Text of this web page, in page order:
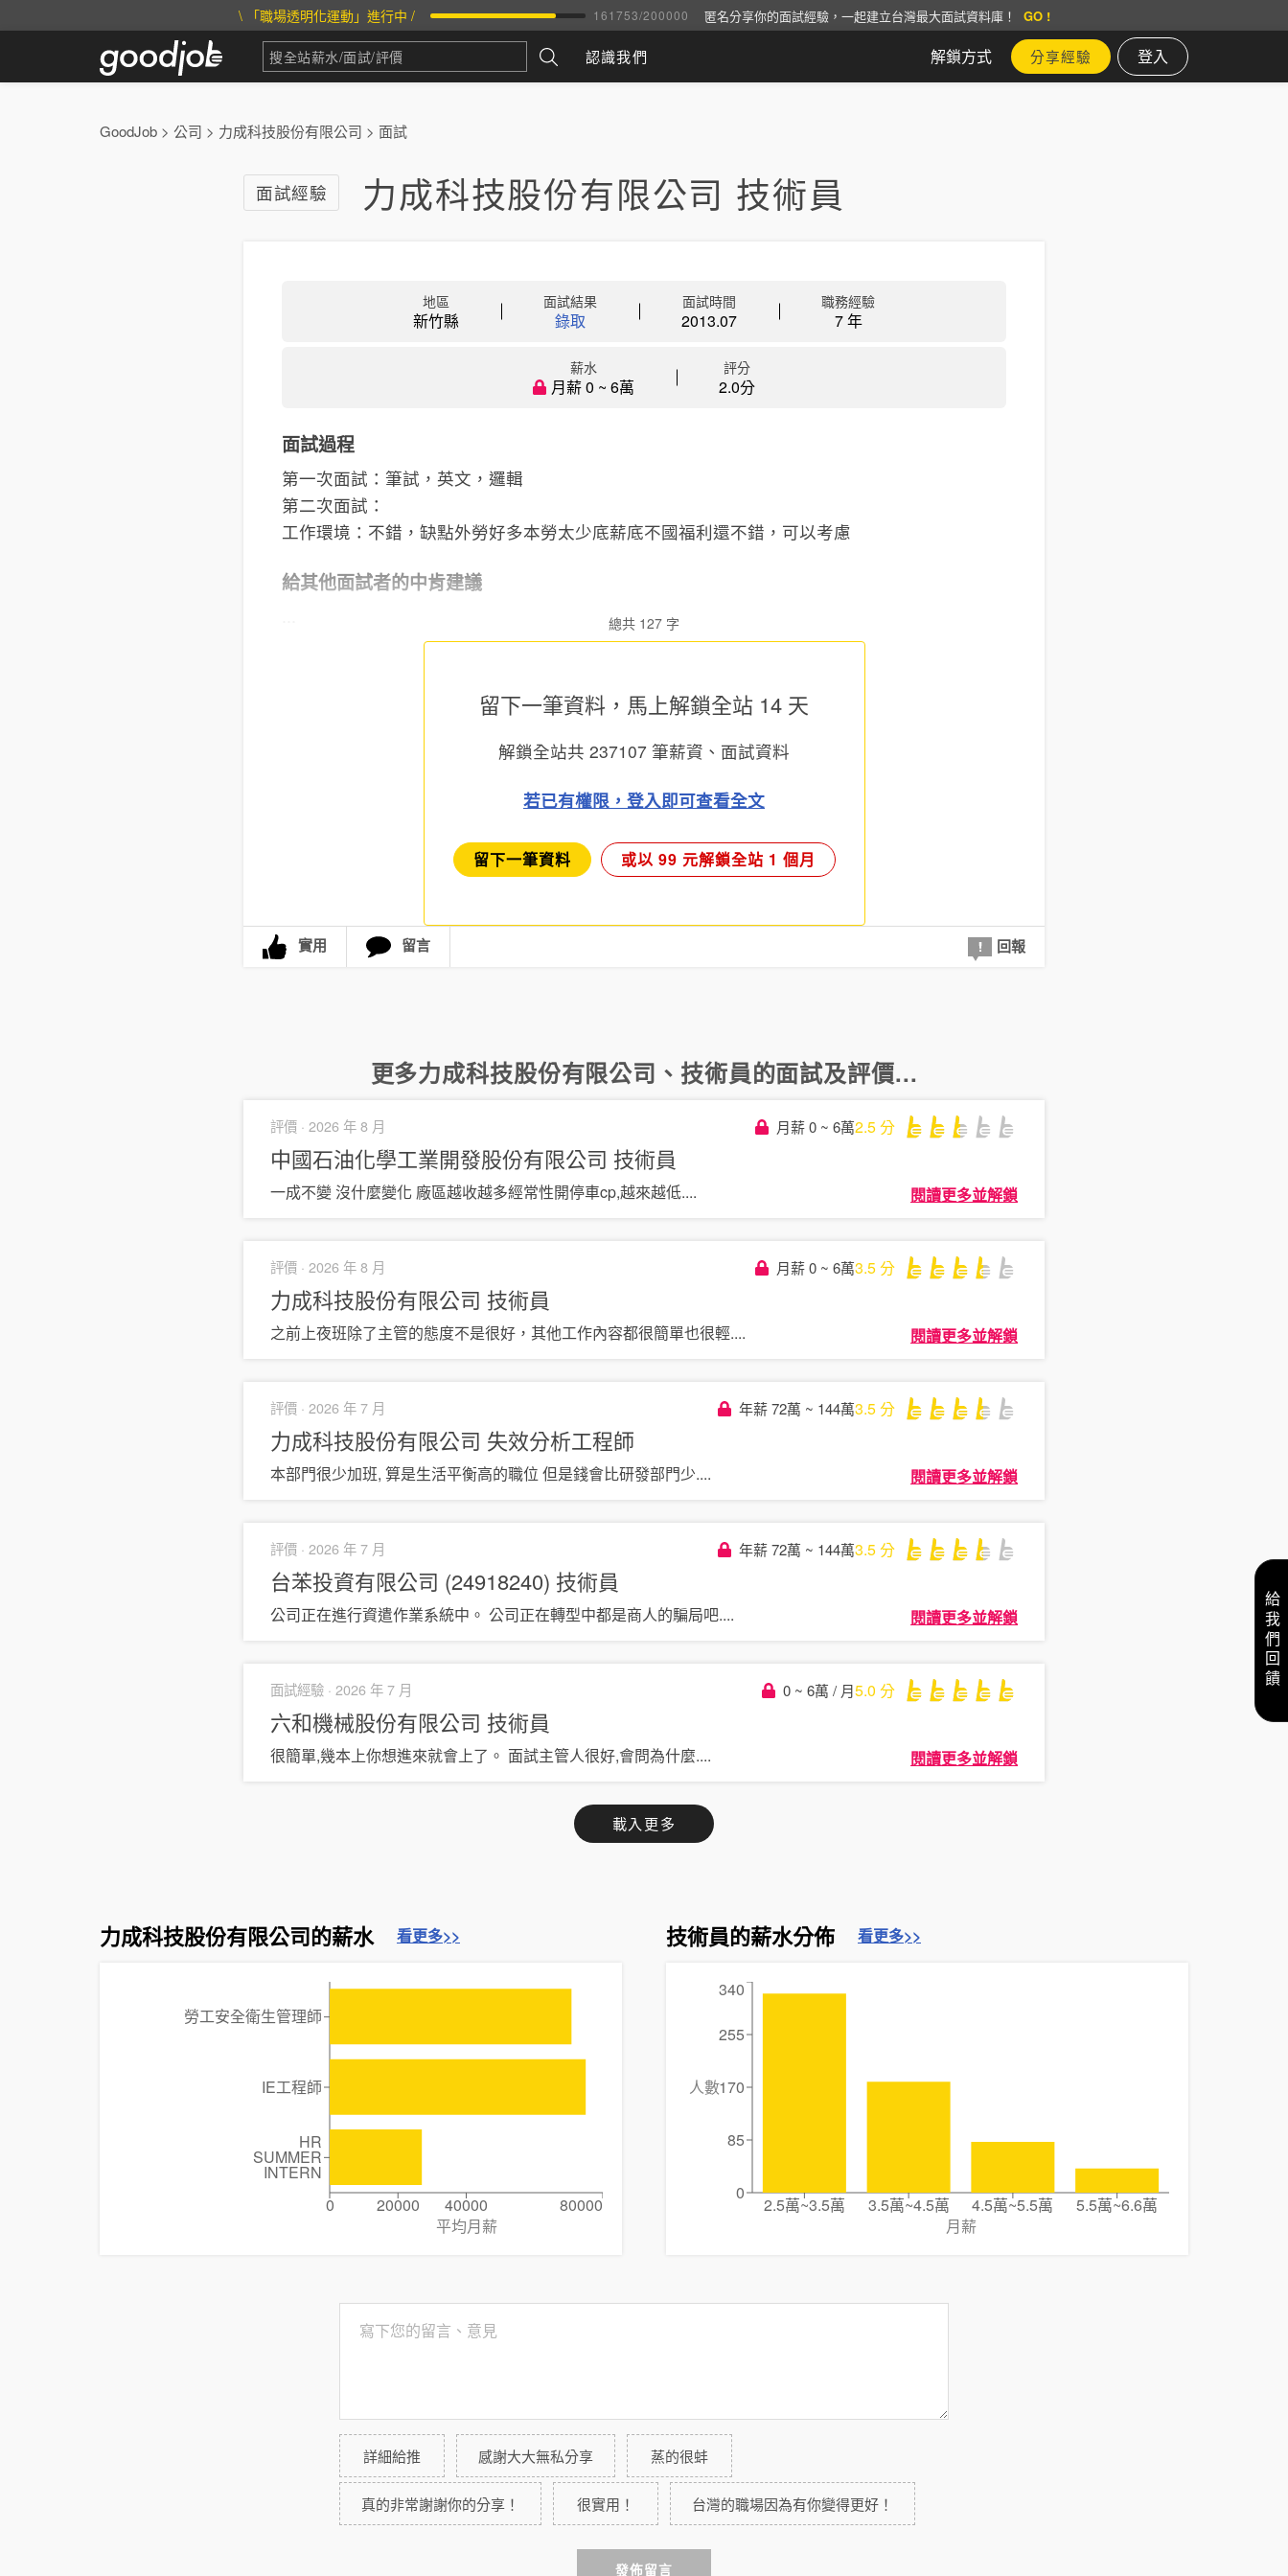
\ 「職場透明化運動」進行中 / 161753/200000 匿名分享你的面試經驗，一起建立台灣最大面試資料庫！ GO !
認識我們 解鎖方式 分享經驗 登入
GoodJob > 公司 > 力成科技股份有限公司 > 面試
面試經驗 力成科技股份有限公司 技術員
地區
新竹縣
面試結果
錄取
面試時間
2013.07
職務經驗
7 年
薪水
月薪 0 ~ 6萬
評分
2.0分
面試過程
第一次面試：筆試，英文，邏輯
第二次面試：
工作環境：不錯，缺點外勞好多本勞太少底薪底不國福利還不錯，可以考慮
給其他面試者的中肯建議
總共 127 字
留下一筆資料，馬上解鎖全站 14 天
解鎖全站共 237107 筆薪資、面試資料
若已有權限，登入即可查看全文
留下一筆資料 或以 99 元解鎖全站 1 個月
實用 留言 回報
更多力成科技股份有限公司 、 技術員的面試及評價...
評價 · 2026 年 8 月 月薪 0 ~ 6萬2.5分
中國石油化學工業開發股份有限公司 技術員
一成不變 沒什麼變化 廠區越收越多經常性開停車cp,越來越低.... 閱讀更多並解鎖
評價 · 2026 年 8 月 月薪 0 ~ 6萬3.5分
力成科技股份有限公司 技術員
之前上夜班除了主管的態度不是很好，其他工作內容都很簡單也很輕.... 閱讀更多並解鎖
評價 · 2026 年 7 月 年薪 72萬 ~ 144萬3.5分
力成科技股份有限公司 失效分析工程師
本部門很少加班, 算是生活平衡高的職位 但是錢會比研發部門少.... 閱讀更多並解鎖
評價 · 2026 年 7 月 年薪 72萬 ~ 144萬3.5分
台苯投資有限公司 (24918240) 技術員
公司正在進行資遣作業系統中。 公司正在轉型中都是商人的騙局吧.... 閱讀更多並解鎖
面試經驗 · 2026 年 7 月 0 ~ 6萬 / 月5.0 分
六和機械股份有限公司 技術員
很簡單,幾本上你想進來就會上了。 面試主管人很好,會問為什麼.... 閱讀更多並解鎖
載入更多
力成科技股份有限公司的薪水 看更多>>
0 20000 40000
80000
平均月薪
勞工安全衛生管理師
IE工程師
HR
SUMMER
INTERN
技術員的薪水分佈 看更多>>
2.5萬~3.5萬 3.5萬~4.5萬 4.5萬~5.5萬
5.5萬~6.6萬
月薪
0
85
170
255
340
人數
詳細給推 感謝大大無私分享 蒸的很蚌
真的非常謝謝你的分享！ 很實用！ 台灣的職場因為有你變得更好！
發佈留言
給我們回饋